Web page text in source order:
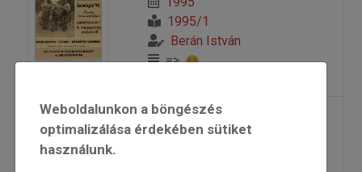
1995/1
Berán István
=>
„...újra tudjuk éleszteni
ez értékeket...” (Egy
Weboldalunkon a böngészés
optimalizálása érdekében sütiket
használunk.